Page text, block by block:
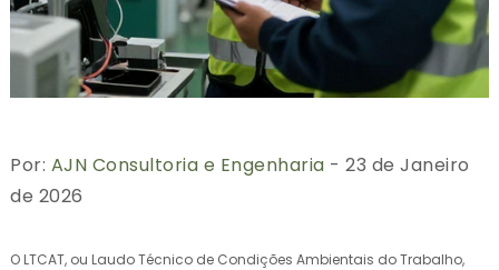
Por: AJN Consultoria e Engenharia - 23 de Janeiro
de 2026
O LTCAT, ou Laudo Técnico de Condições Ambientais do Trabalho,